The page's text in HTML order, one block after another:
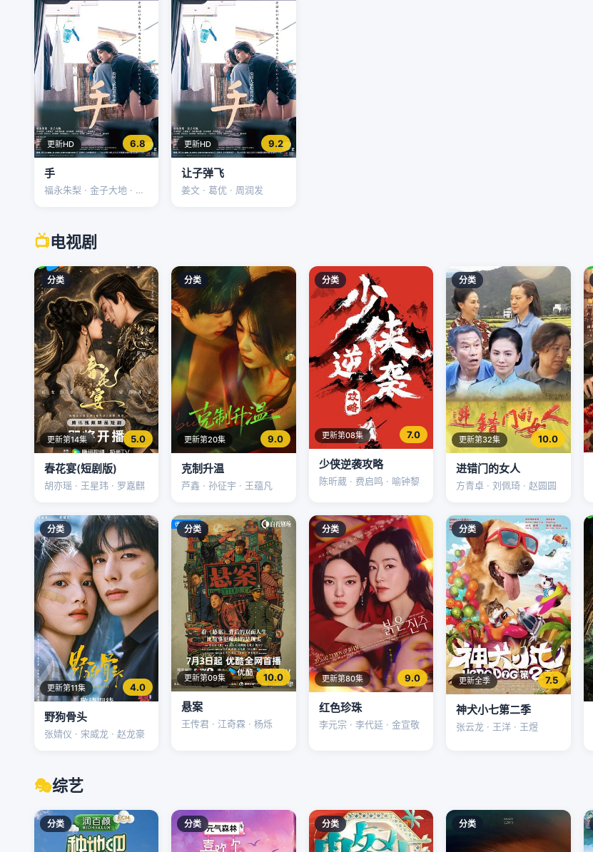
6.8
更新HD
手
福永朱梨 · 金子大地 · 津
9.2
更新HD
让子弹飞
姜文 · 葛优 · 周润发
📺电视剧
分类
5.0
更新第14集
春花宴(短剧版)
胡亦瑶 · 王星玮 · 罗嘉麒
分类
9.0
更新第20集
克制升温
芦鑫 · 孙征宇 · 王蕴凡
分类
7.0
更新第08集
少侠逆袭攻略
陈昕葳 · 费启鸣 · 喻钟黎
分类
10.0
更新第32集
进错门的女人
方青卓 · 刘佩琦 · 赵圆圆
分类
4.0
更新第11集
野狗骨头
张婧仪 · 宋威龙 · 赵龙豪
分类
10.0
更新第09集
悬案
王传君 · 江奇霖 · 杨烁
分类
9.0
更新第80集
红色珍珠
李元宗 · 李代延 · 金宣敬
分类
7.5
更新全季
神犬小七第二季
张云龙 · 王洋 · 王煜
🎭综艺
分类 分类 分类 分类